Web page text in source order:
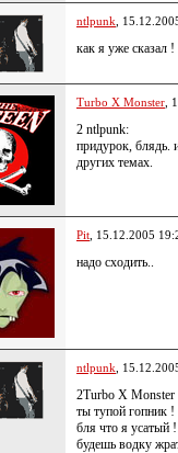
ntlpunk ,
как я уже сказал
Turbo X Monster ,
2 ntlpunk:
придурок, блядь.
других темах.
Pit , 15.12.2005
надо сходить..
ntlpunk ,
2Turbo X Monster
ты тупой гопник !
бля что я усатый !
будешь водку